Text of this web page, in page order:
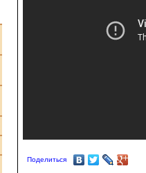
Поделиться